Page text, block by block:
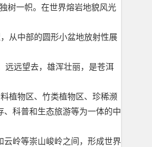
树一帜。在世界熔岩地貌风光
从中部的圆形小盆地放射性展
远远望去，雄浑壮丽，是苍洱
植物区、竹类植物区、珍稀濒
科普和生态旅游等为一体的中
云岭等崇山峻岭之间，形成世界